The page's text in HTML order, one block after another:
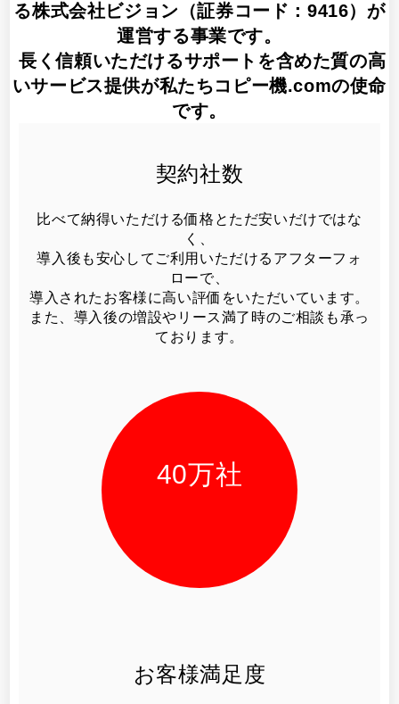
る株式会社ビジョン（証券コード：9416） が
運営する事業です。
長く信頼いただけるサポートを含めた質の高
いサービス提供が私たちコピー機.comの使命
です。
契約社数
比べて納得いただける価格とただ安いだけではな
く、
導入後も安心してご利用いただけるアフターフォ
ローで、
導入されたお客様に高い評価をいただいています。
また、導入後の増設やリース満了時のご相談も承っ
ております。
40万社
お客様満足度